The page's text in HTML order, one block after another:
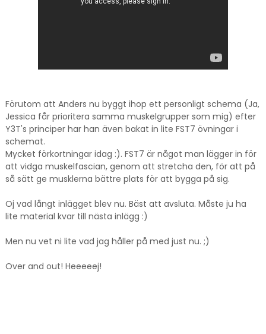
Förutom att Anders nu byggt ihop ett personligt schema (Ja,
Jessica får prioritera samma muskelgrupper som mig) efter
Y3T's principer har han även bakat in lite FST7 övningar i
schemat.
Mycket förkortningar idag :). FST7 är något man lägger in för
att vidga muskelfascian, genom att stretcha den, för att på
så sätt ge musklerna bättre plats för att bygga på sig.
Oj vad långt inlägget blev nu. Bäst att avsluta. Måste ju ha
lite material kvar till nästa inlägg :)
Men nu vet ni lite vad jag håller på med just nu. ;)
Over and out! Heeeeej!